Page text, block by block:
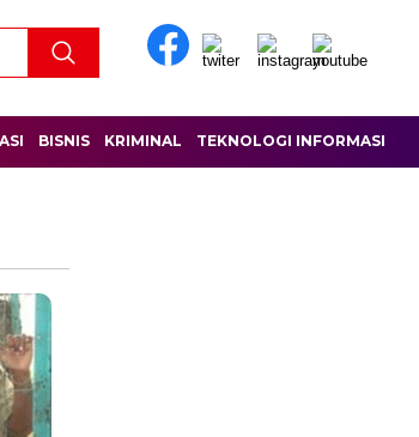
BISNIS KRIMINAL TEKNOLOGI INFORMASI